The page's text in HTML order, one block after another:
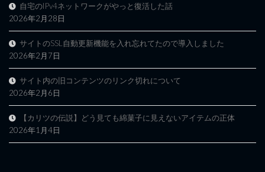
自宅のIPv4ネットワークがやっと復活した話
2026年2月28日
サイトのSSL自動更新機能を入れ忘れてたので導入しました
2026年2月7日
サイト内の旧コンテンツのリンク切れについて
2026年2月6日
【カリツの伝説】どう見ても綿菓子に見えないアイテムの正体
2026年1月4日